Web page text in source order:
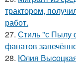
трактором,
работ.
27. Стиль "с Пылу
фанатов
28. Юлия